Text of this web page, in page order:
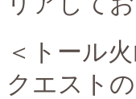
＜トール
クエスト